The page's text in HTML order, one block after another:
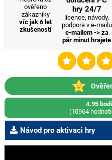
ověřeno
zákazníky
víc jak 6 let
zkušeností
hry 24/7
licence, návody,
podpora v e-mailu
e-mailem -> za
pár minut hrajete
4.95
(10964
Návod pro aktivaci hry